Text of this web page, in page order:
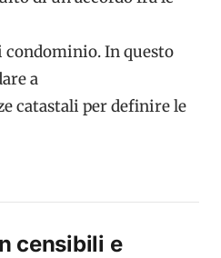
In questo
a
catastali per definire le
censibili e